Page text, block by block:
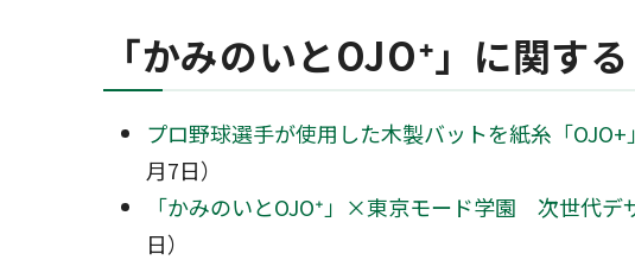
「かみのいとOJO⁺」に関す
プロ野球選手が使用した木製バットを紙糸「
月7日）
「かみのいとOJO⁺」×東京モード学園 次世代デ
日）